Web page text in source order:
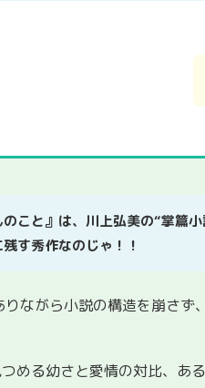
のこと』は、川上弘美の“掌篇
す秀作なのじゃ！！
ながら小説の構造を崩さず
める幼さと愛情の対比、あ